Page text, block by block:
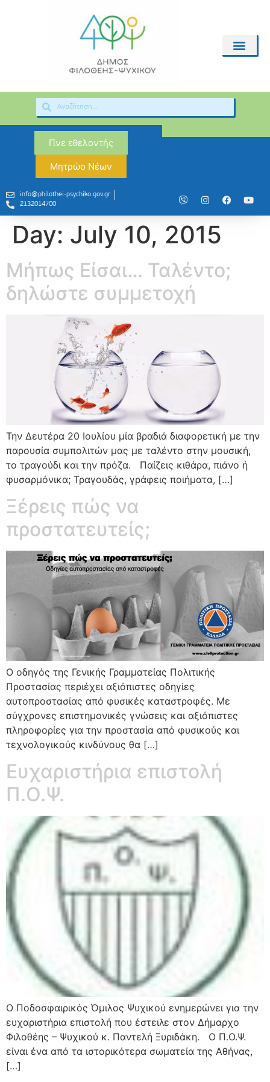
Γίνε εθελοντής
Μητρώο Νέων
info@philothei-psychiko.gov.gr
2132014700
Day: July 10, 2015
Μήπως Είσαι… Ταλέντο;
δηλώστε συμμετοχή
Την Δευτέρα 20 Ιουλίου μία βραδιά διαφορετική με την
παρουσία συμπολιτών μας με ταλέντο στην μουσική,
το τραγούδι και την πρόζα. Παίζεις κιθάρα, πιάνο ή
φυσαρμόνικα; Τραγουδάς, γράφεις ποιήματα, […]
Ξέρεις πώς να
προστατευτείς;
Ο οδηγός της Γενικής Γραμματείας Πολιτικής
Προστασίας περιέχει αξιόπιστες οδηγίες
αυτοπροστασίας από φυσικές καταστροφές. Με
σύγχρονες επιστημονικές γνώσεις και αξιόπιστες
πληροφορίες για την προστασία από φυσικούς και
τεχνολογικούς κινδύνους θα […]
Ευχαριστήρια επιστολή
Π.Ο.Ψ.
Ο Ποδοσφαιρικός Όμιλος Ψυχικού ενημερώνει για την
ευχαριστήρια επιστολή που έστειλε στον Δήμαρχο
Φιλοθέης – Ψυχικού κ. Παντελή Ξυριδάκη. Ο Π.Ο.Ψ.
είναι ένα από τα ιστορικότερα σωματεία της Αθήνας,
[…]